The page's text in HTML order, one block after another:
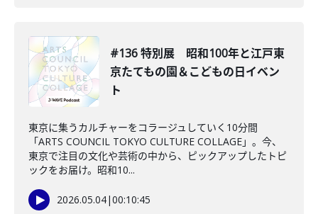
#136 特別展 昭和100年と江戸東
京たてもの園＆こどもの日イベン
ト
東京に集うカルチャーをコラージュしていく10分間
「ARTS COUNCIL TOKYO CULTURE COLLAGE」。今、
東京で注目の文化や芸術の中から、ピックアップしたトピ
ックをお届け。昭和10...
2026.05.04|00:10:45